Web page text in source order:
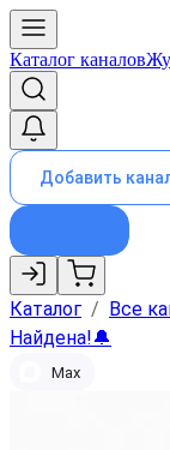
Каталог каналов
Добавить
Каталог / Все
Найдена!🔔
Max